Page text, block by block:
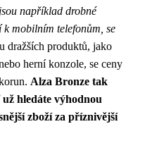
například drobné
k mobilním telefonům, se
dražších produktů, jako
herní konzole, se ceny
Alza Bronze tak
hledáte výhodnou
zboží za příznivější